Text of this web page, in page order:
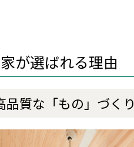
が選ばれる理由
質な「もの」づくり